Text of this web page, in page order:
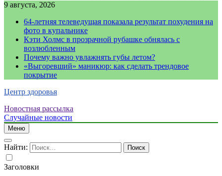
9 августа, 2026
64-летняя телеведущая показала результат похудения на
фото в купальнике
Кэти Холмс в прозрачной рубашке обнялась с
возлюбленным
Почему важно увлажнять губы летом?
«Выгоревший» маникюр: как сделать трендовое
покрытие
Центр здоровья
Новостная рассылка
Случайные новости
Меню
Найти:
Заголовки